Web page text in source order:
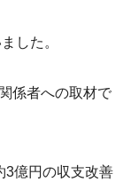
した。
係者への取材で
3億円の収支改善